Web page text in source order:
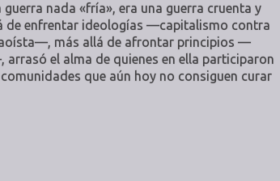
guerra nada «fría», era una guerra cruenta y
de enfrentar ideologías —capitalismo contra
más allá de afrontar principios —
el alma de quienes en ella participaron
que aún hoy no consiguen curar